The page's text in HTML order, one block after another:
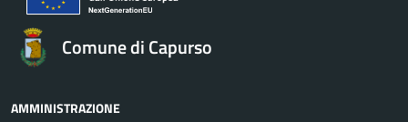
Comune di Capurso
AMMINISTRAZIONE